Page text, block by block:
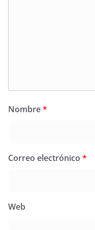
Nombre*
Correo electrónico *
Web